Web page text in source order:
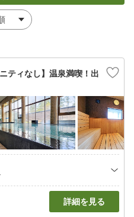
ティなし】温泉満喫！出
詳細を見る